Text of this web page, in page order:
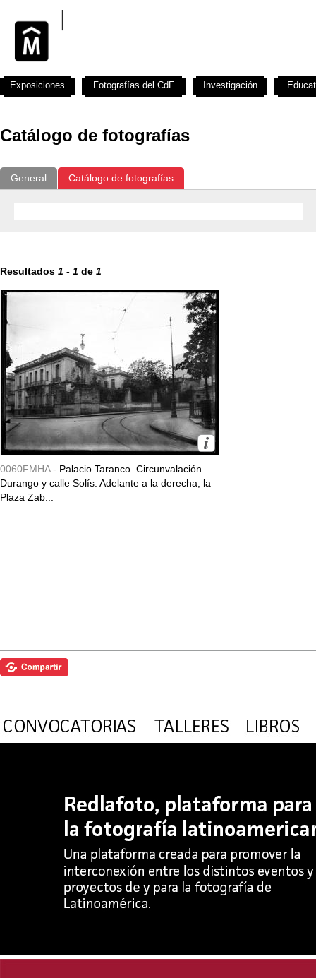
Catálogo de fotografías
General Catálogo de fotografías
Resultados 1 - 1 de 1
0060FMHA - Palacio Taranco. Circunvalación
Durango y calle Solís. Adelante a la derecha, la
Plaza Zab...
Exposiciones Fotografías del CdF Investigación